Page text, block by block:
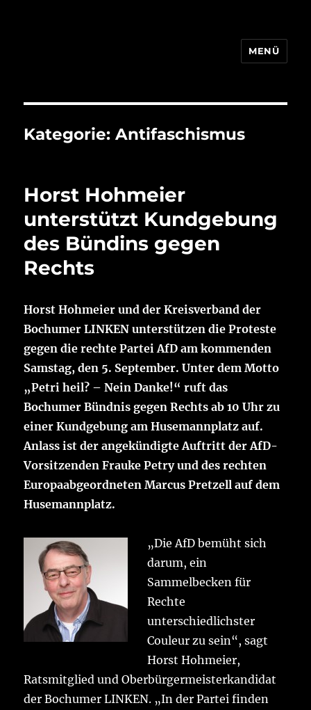
MENÜ
Kategorie:Antifaschismus
Horst Hohmeier
unterstützt Kundgebung
des Bündins gegen
Rechts
Horst Hohmeier und der Kreisverband der
Bochumer LINKEN unterstützen die Proteste
gegen die rechte Partei AfD am kommenden
Samstag, den 5. September. Unter dem Motto
„Petri heil? – Nein Danke!“ ruft das
Bochumer Bündnis gegen Rechts ab 10 Uhr zu
einer Kundgebung am Husemannplatz auf.
Anlass ist der angekündigte Auftritt der AfD-
Vorsitzenden Frauke Petry und des rechten
Europaabgeordneten Marcus Pretzell auf dem
Husemannplatz.
„Die AfD bemüht sich
darum, ein
Sammelbecken für
Rechte
unterschiedlichster
Couleur zu sein“, sagt
Horst Hohmeier,
Ratsmitglied und Oberbürgermeisterkandidat
der Bochumer LINKEN. „In der Partei finden